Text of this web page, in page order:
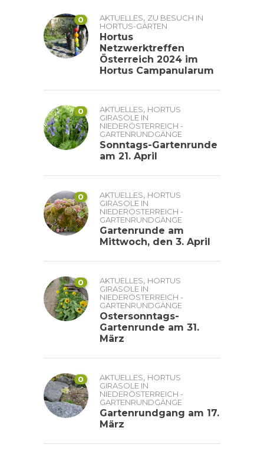
0 AKTUELLES, ZU BESUCH IN
HORTUS-GÄRTEN
Hortus
Netzwerktreffen
Österreich 2024 im
Hortus Campanularum
0 AKTUELLES, HORTUS
GIRASOLE IN
NIEDERÖSTERREICH -
GARTENRUNDGÄNGE
Sonntags-Gartenrunde
am 21. April
0 AKTUELLES, HORTUS
GIRASOLE IN
NIEDERÖSTERREICH -
GARTENRUNDGÄNGE
Gartenrunde am
Mittwoch, den 3. April
0 AKTUELLES, HORTUS
GIRASOLE IN
NIEDERÖSTERREICH -
GARTENRUNDGÄNGE
Ostersonntags-
Gartenrunde am 31.
März
0 AKTUELLES, HORTUS
GIRASOLE IN
NIEDERÖSTERREICH -
GARTENRUNDGÄNGE
Gartenrundgang am 17.
März